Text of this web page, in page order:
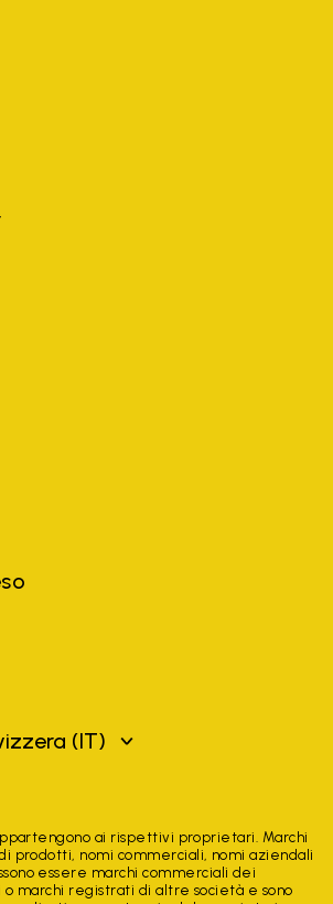
(IT)
ai rispettivi proprietari. Marchi
prodotti, nomi commerciali, nomi aziendali
essere marchi commerciali dei
marchi registrati di altre società e sono